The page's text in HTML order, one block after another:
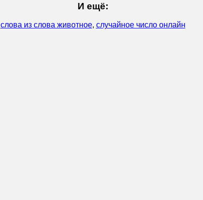
И ещё:
слова из слова животное, случайное число онлайн